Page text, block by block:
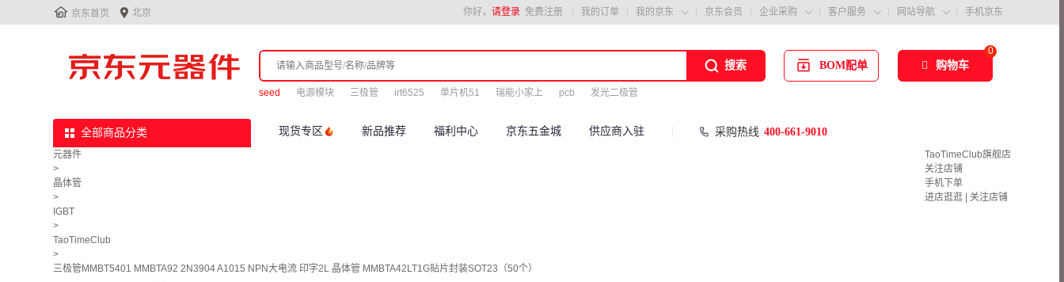
 京东首页  北京 你好， 请登录 免费注册 我的订单 我的京东  京东会员 企业采购  客户服务  网站导航  手机京东
搜索
seed 电源模块 三极管 irt6525 单片机51 瑞能小家上 pcb 发光二极管
BOM配单
0
购物车
全部商品分类 现货专区 新品推荐 福利中心 京东五金城 供应商入驻 采购热线 400-661-9010
元器件
>
晶体管
>
IGBT
>
TaoTimeClub
>
三极管MMBT5401 MMBTA92 2N3904 A1015 NPN大电流 印字2L 晶体管 MMBTA42LT1G贴片封装SOT23（50个）
TaoTimeClub旗舰店
关注店铺
手机下单
进店逛逛
关注店铺